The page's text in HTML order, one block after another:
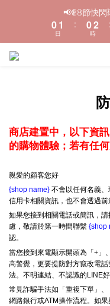
＼🚚全
📢𝟠𝟠節快閃
01
0
日
:
1
0
3
2
1
時
:
商店建置中，以下資
的購物體驗；若有任
親愛的顧客您好
{shop name} 不會以任何名義、
信用卡相關資訊，也不會透過前
如果您接到相關電話或簡訊，
慮，敬請於第一時間聯繫 {shop
認。
當您接到來電顯示開頭為「+」
高警覺，更要提防對方竄改電
法。不明連結、不認識的LINE
常見詐騙手法如「重複下單」
網路銀行或ATM操作流程。如